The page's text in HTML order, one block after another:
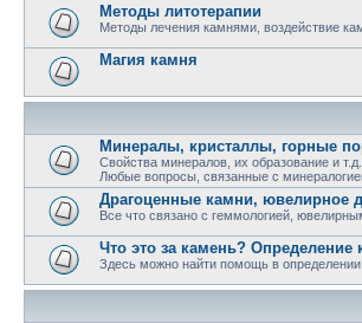
Методы литотерапии
Методы лечения камнями, воздействие
Магия камня
Минералы, кристаллы, горные
Свойства минералов, их образование и т.д.
Любые вопросы, связанные с
Драгоценные камни, ювелирное
Все что связано с геммологией,
Что это за камень? Определение
Здесь можно найти помощь в